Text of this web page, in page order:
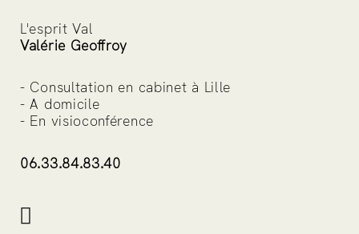
L'esprit Val
Valérie Geoffroy
- Consultation en cabinet à Lille
- A domicile
- En visioconférence
06.33.84.83.40